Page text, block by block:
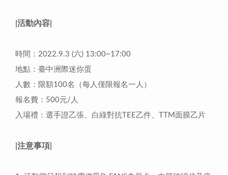
|活動內容|
時間：2022.9.3 (六) 13:00~17:00
地點：臺中洲際迷你蛋
人數：限額100名（每人僅限報名一人）
報名費：500元/人
入場禮：選手證乙張、白綠對抗TEE乙件、TTM面膜乙片
|注意事項|